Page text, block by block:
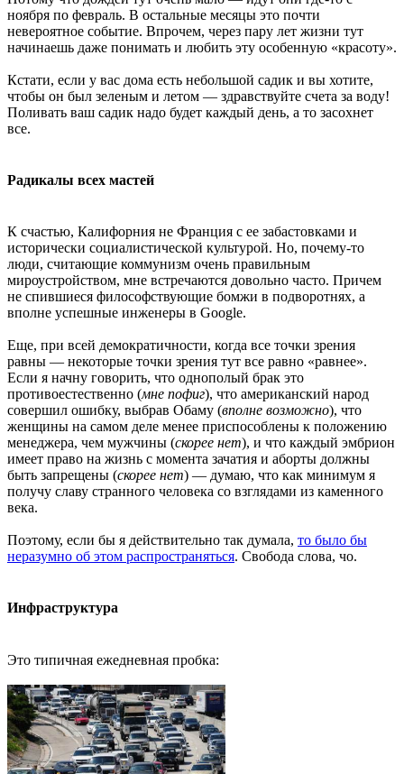
ноября по февраль. В остальные месяцы это почти
невероятное событие. Впрочем, через пару лет жизни тут
начинаешь даже понимать и любить эту особенную «красоту».
Кстати, если у вас дома есть небольшой садик и вы хотите,
чтобы он был зеленым и летом — здравствуйте счета за воду!
Поливать ваш садик надо будет каждый день, а то засохнет
все.
Радикалы всех мастей
К счастью, Калифорния не Франция с ее забастовками и
исторически социалистической культурой. Но, почему-то
люди, считающие коммунизм очень правильным
мироустройством, мне встречаются довольно часто. Причем
не спившиеся философствующие бомжи в подворотнях, а
вполне успешные инженеры в Google.
Еще, при всей демократичности, когда все точки зрения
равны — некоторые точки зрения тут все равно «равнее».
Если я начну говорить, что однополый брак это
противоестественно (мне пофиг), что американский народ
совершил ошибку, выбрав Обаму (вполне возможно), что
женщины на самом деле менее приспособлены к положению
менеджера, чем мужчины (скорее нет), и что каждый эмбрион
имеет право на жизнь с момента зачатия и аборты должны
быть запрещены (скорее нет) — думаю, что как минимум я
получу славу странного человека со взглядами из каменного
века.
Поэтому, если бы я действительно так думала, то было бы
неразумно об этом распространяться. Свобода слова, чо.
Инфраструктура
Это типичная ежедневная пробка: